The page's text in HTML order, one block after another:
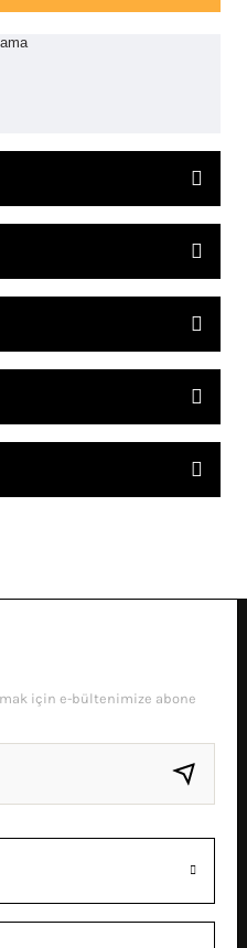
öneri formunu kullanarak
olmalı.için e-bültenimize abone